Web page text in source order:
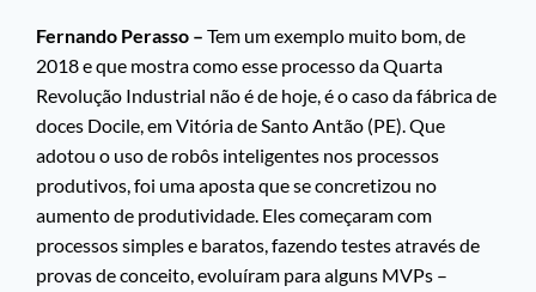
Fernando Perasso – Tem um exemplo muito bom, de
2018 e que mostra como esse processo da Quarta
Revolução Industrial não é de hoje, é o caso da fábrica de
doces Docile, em Vitória de Santo Antão (PE). Que
adotou o uso de robôs inteligentes nos processos
produtivos, foi uma aposta que se concretizou no
aumento de produtividade. Eles começaram com
processos simples e baratos, fazendo testes através de
provas de conceito, evoluíram para alguns MVPs –